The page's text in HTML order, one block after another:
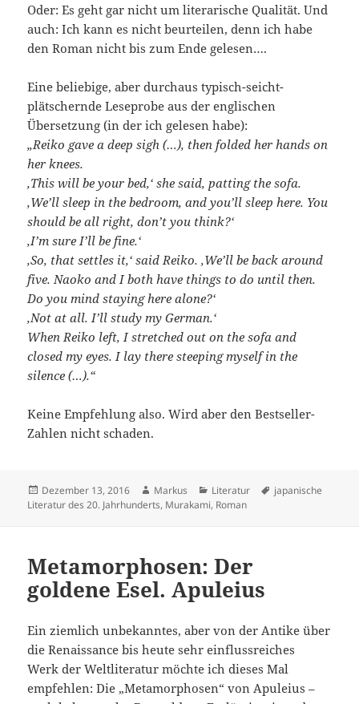
Oder: Es geht gar nicht um literarische Qualität. Und
auch: Ich kann es nicht beurteilen, denn ich habe
den Roman nicht bis zum Ende gelesen….
Eine beliebige, aber durchaus typisch-seicht-
plätschernde Leseprobe aus der englischen
Übersetzung (in der ich gelesen habe):
„Reiko gave a deep sigh (…), then folded her hands on
her knees.
‚This will be your bed,‘ she said, patting the sofa.
‚We’ll sleep in the bedroom, and you’ll sleep here. You
should be all right, don’t you think?‘
‚I’m sure I’ll be fine.‘
‚So, that settles it,‘ said Reiko. ‚We’ll be back around
five. Naoko and I both have things to do until then.
Do you mind staying here alone?‘
‚Not at all. I’ll study my German.‘
When Reiko left, I stretched out on the sofa and
closed my eyes. I lay there steeping myself in the
silence (…).“
Keine Empfehlung also. Wird aber den Bestseller-
Zahlen nicht schaden.
Veröffentlicht
am
Dezember 13, 2016 Autor
Markus Kategorien
Literatur Schlagwörter
japanische
Literatur des 20. Jahrhunderts, Murakami, Roman
Metamorphosen: Der
goldene Esel. Apuleius
Ein ziemlich unbekanntes, aber von der Antike über
die Renaissance bis heute sehr einflussreiches
Werk der Weltliteratur möchte ich dieses Mal
empfehlen: Die „Metamorphosen“ von Apuleius –